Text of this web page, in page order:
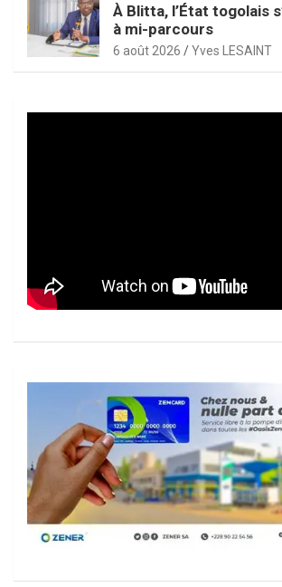
À Blitta, l’État togolais
à mi-parcours
6 août 2026 Yves LESAINT